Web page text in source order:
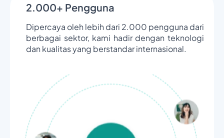
2.000+ Pengguna
Dipercaya oleh lebih dari 2.000 pengguna dari
berbagai sektor, kami hadir dengan teknologi
dan kualitas yang berstandar internasional.